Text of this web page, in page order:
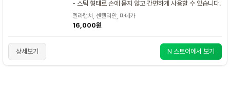
- 스틱 형태로 손에 묻지 않고 간편하게 사용할 수 있습니다.
멜라캡쳐, 센텔리안, 마데카
16,000원
상세보기 N 스토어에서 보기